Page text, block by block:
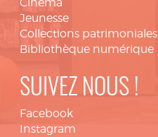
Jeunesse
Collections patrimoniales
Bibliothèque numérique
SUIVEZ NOUS !
Facebook
Instagram